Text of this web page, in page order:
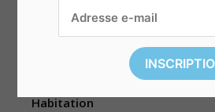
Électronique
Enfants
Habitation